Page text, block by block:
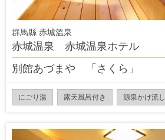
群馬縣 赤城溫泉
赤城温泉 赤城温泉ホテル
別館あづまや 「さくら」
にごり湯 露天風呂付き 源泉かけ流し